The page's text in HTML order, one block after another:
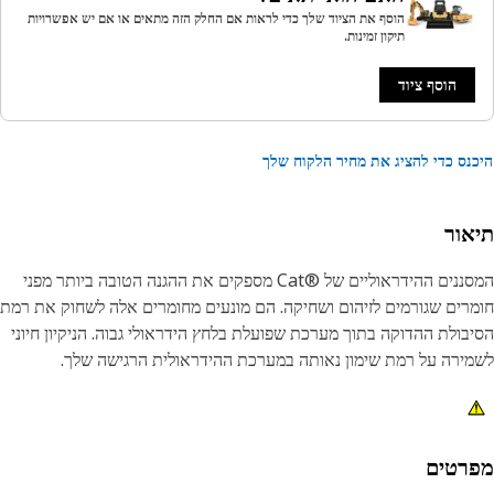
הוסף את הציוד שלך כדי לראות אם החלק הזה מתאים או אם יש אפשרויות
תיקון זמינות.
הוסף ציוד
כדי להציג את מחיר הלקוח שלך
המסננים ההידראוליים של Cat®‎‎ מספקים את ההגנה הטובה ביותר מפני
שגורמים לזיהום ושחיקה. הם מונעים מחומרים אלה לשחוק את רמת
ההדוקה בתוך מערכת שפועלת בלחץ הידראולי גבוה. הניקיון חיוני
על רמת שימון נאותה במערכת ההידראולית הרגישה שלך.